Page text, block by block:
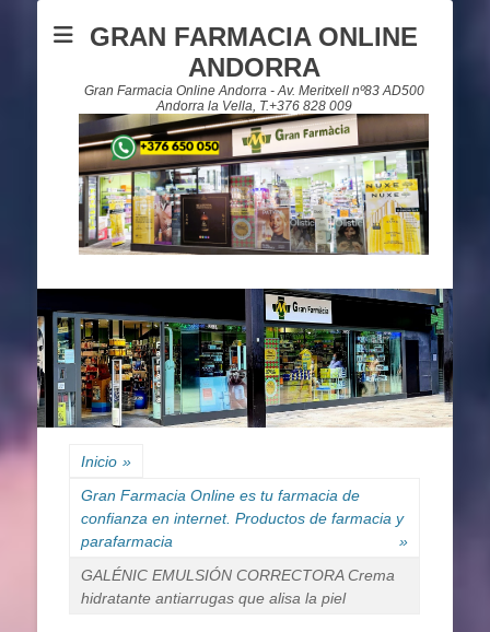
GRAN FARMACIA ONLINE
ANDORRA
Gran Farmacia Online Andorra - Av. Meritxell nº83 AD500
Andorra la Vella, T.+376 828 009
Inicio »
Gran Farmacia Online es tu farmacia de
confianza en internet. Productos de farmacia y
parafarmacia
»
GALÉNIC EMULSIÓN CORRECTORA Crema
hidratante antiarrugas que alisa la piel